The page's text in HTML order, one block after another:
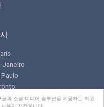
과 소셜 미디어 솔루션을 제공하는 최고
Janeiro